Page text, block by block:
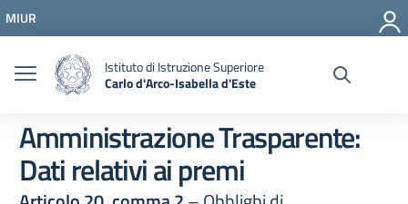
Vai al menu di navigazione
Vai al footer
MIUR
Istituto di Istruzione Superiore
Carlo d'Arco-Isabella d'Este
Amministrazione Trasparente:
Dati relativi ai premi